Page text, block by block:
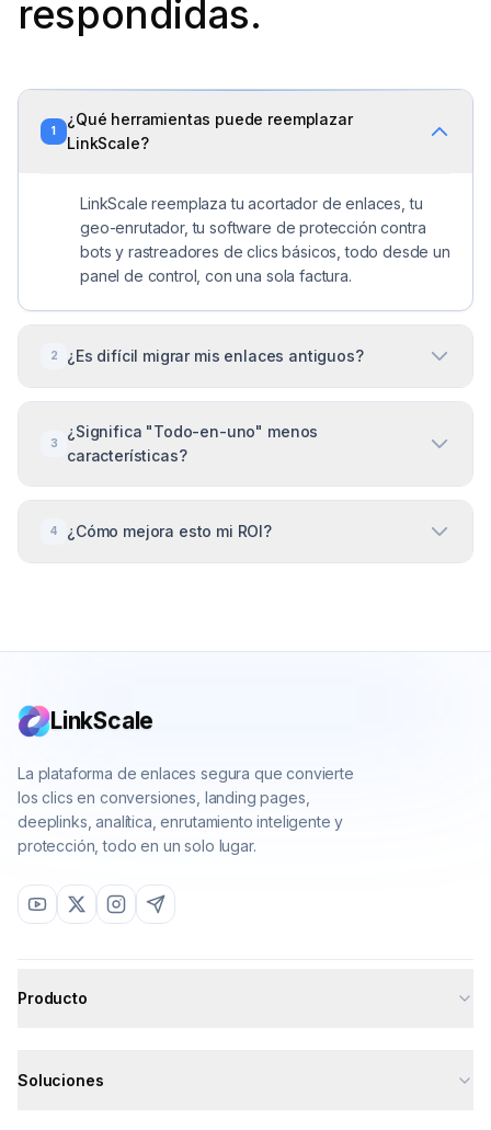
respondidas.
1
¿Qué herramientas puede reemplazar
LinkScale?
LinkScale reemplaza tu acortador de enlaces, tu
geo-enrutador, tu software de protección contra
bots y rastreadores de clics básicos, todo desde un
panel de control, con una sola factura.
2 ¿Es difícil migrar mis enlaces antiguos?
tu próxima campaña y ver la diferencia en 24 horas.
No se requiere migración de gran explosión.
3
¿Significa "Todo-en-uno" menos
características?
nuestros módulos: Enrutamiento, Protección,
Rastreo, está diseñado para ser de calidad
4 ¿Cómo mejora esto mi ROI?
LinkScale
La plataforma de enlaces segura que convierte
los clics en conversiones, landing pages,
deeplinks, analítica, enrutamiento inteligente y
protección, todo en un solo lugar.
Producto
Deeplinks
Soluciones